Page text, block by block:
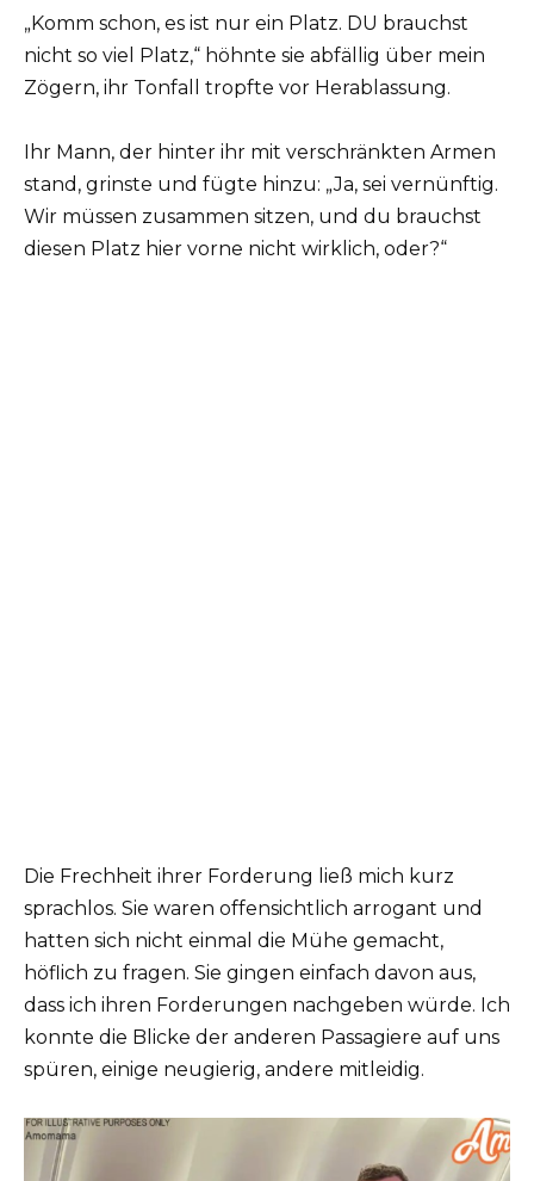
„Komm schon, es ist nur ein Platz. DU brauchst
nicht so viel Platz,“ höhnte sie abfällig über mein
Zögern, ihr Tonfall tropfte vor Herablassung.
Ihr Mann, der hinter ihr mit verschränkten Armen
stand, grinste und fügte hinzu: „Ja, sei vernünftig.
Wir müssen zusammen sitzen, und du brauchst
diesen Platz hier vorne nicht wirklich, oder?“
Die Frechheit ihrer Forderung ließ mich kurz
sprachlos. Sie waren offensichtlich arrogant und
hatten sich nicht einmal die Mühe gemacht,
höflich zu fragen. Sie gingen einfach davon aus,
dass ich ihren Forderungen nachgeben würde. Ich
konnte die Blicke der anderen Passagiere auf uns
spüren, einige neugierig, andere mitleidig.